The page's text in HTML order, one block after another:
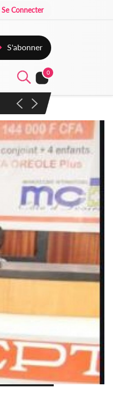
Se Connecter
S'abonner
0